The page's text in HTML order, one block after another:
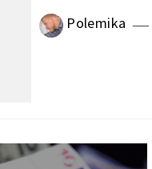
Polemika